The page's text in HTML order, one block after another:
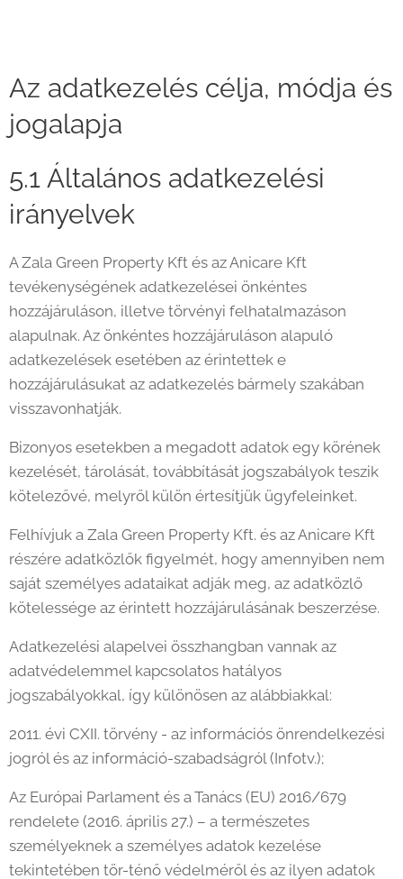
Az adatkezelés célja, módja és
jogalapja
5.1 Általános adatkezelési
irányelvek
A Zala Green Property Kft és az Anicare Kft
tevékenységének adatkezelései önkéntes
hozzájáruláson, illetve törvényi felhatalmazáson
alapulnak. Az önkéntes hozzájáruláson alapuló
adatkezelések esetében az érintettek e
hozzájárulásukat az adatkezelés bármely szakában
visszavonhatják.
Bizonyos esetekben a megadott adatok egy körének
kezelését, tárolását, továbbítását jogszabályok teszik
kötelezővé, melyről külön értesítjük ügyfeleinket.
Felhívjuk a Zala Green Property Kft. és az Anicare Kft
részére adatközlők figyelmét, hogy amennyiben nem
saját személyes adataikat adják meg, az adatközlő
kötelessége az érintett hozzájárulásának beszerzése.
Adatkezelési alapelvei összhangban vannak az
adatvédelemmel kapcsolatos hatályos
jogszabályokkal, így különösen az alábbiakkal:
2011. évi CXII. törvény - az információs önrendelkezési
jogról és az információ-szabadságról (Infotv.);
Az Európai Parlament és a Tanács (EU) 2016/679
rendelete (2016. április 27.) – a természetes
személyeknek a személyes adatok kezelése
tekintetében tör-ténő védelméről és az ilyen adatok